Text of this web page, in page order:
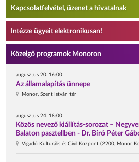
Kapcsolatfelvétel, üzenet a hivatalnak
Intézze ügyeit elektronikusan!
Közelgő programok Monoron
augusztus 20. 16:00
Az államalapítás ünnepe
Monor, Szent István tér
augusztus 24. 18:00
Közös nevező kiállítás-sorozat –
Balaton pasztellben - Dr. Bíró Péter
Vigadó Kulturális és Civil Központ (2200, Monor